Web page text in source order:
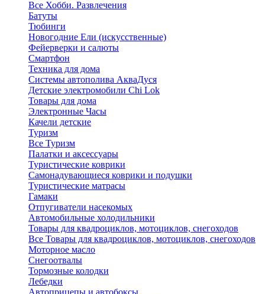
Все Хобби. Развлечения
Батуты
Тюбинги
Новогодние Ели (искусственные)
Фейерверки и салюты
Смартфон
Техника для дома
Системы автополива АкваДуся
Детские электромобили Chi Lok
Товары для дома
Электронные Часы
Качели детские
Туризм
Все Туризм
Палатки и аксессуары
Туристические коврики
Самонадувающиеся коврики и подушки
Туристические матрасы
Гамаки
Отпугиватели насекомых
Автомобильные холодильники
Товары для квадроциклов, мотоциклов, снегоходов
Все Товары для квадроциклов, мотоциклов, снегоходов
Моторное масло
Снегоотвалы
Тормозные колодки
Лебедки
Автоприцепы и автобоксы